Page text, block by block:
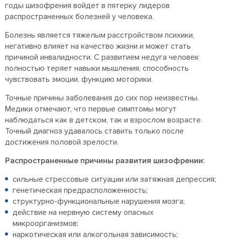
годы шизофрения войдет в пятерку лидеров
распространенных болезней у человека.
Болезнь является тяжелым расстройством психики,
негативно влияет на качество жизни и может стать
причиной инвалидности. С развитием недуга человек
полностью теряет навыки мышления, способность
чувствовать эмоции, функцию моторики.
Точные причины заболевания до сих пор неизвестны.
Медики отмечают, что первые симптомы могут
наблюдаться как в детском, так и взрослом возрасте.
Точный диагноз удавалось ставить только после
достижения половой зрелости.
Распространенные причины развития шизофрении:
сильные стрессовые ситуации или затяжная депрессия;
генетическая предрасположенность;
структурно-функциональные нарушения мозга;
действие на нервную систему опасных
микроорганизмов;
наркотическая или алкогольная зависимость;